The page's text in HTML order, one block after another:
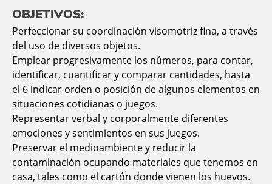
OBJETIVOS:
Perfeccionar su coordinación visomotriz fina, a través
del uso de diversos objetos.
Emplear progresivamente los números, para contar,
identificar, cuantificar y comparar cantidades, hasta
el 6 indicar orden o posición de algunos elementos en
situaciones cotidianas o juegos.
Representar verbal y corporalmente diferentes
emociones y sentimientos en sus juegos.
Preservar el medioambiente y reducir la
contaminación ocupando materiales que tenemos en
casa, tales como el cartón donde vienen los huevos.